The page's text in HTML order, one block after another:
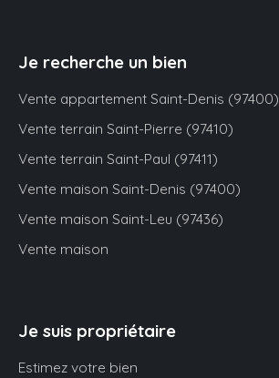
Je recherche un bien
Vente appartement Saint-Denis (97400)
Vente terrain Saint-Pierre (97410)
Vente terrain Saint-Paul (97411)
Vente maison Saint-Denis (97400)
Vente maison Saint-Leu (97436)
Vente maison
Je suis propriétaire
Estimez votre bien